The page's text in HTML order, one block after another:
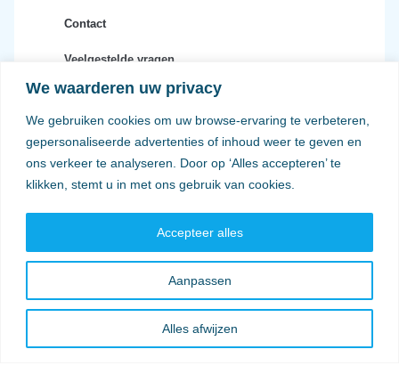
We waarderen uw privacy
We gebruiken cookies om uw browse-ervaring te verbeteren,
gepersonaliseerde advertenties of inhoud weer te geven en
ons verkeer te analyseren. Door op ‘Alles accepteren’ te
klikken, stemt u in met ons gebruik van cookies.
Aanpassen
Alles afwijzen
Accepteer alles
Contact
Veelgestelde vragen
Privacy en voorwaarden